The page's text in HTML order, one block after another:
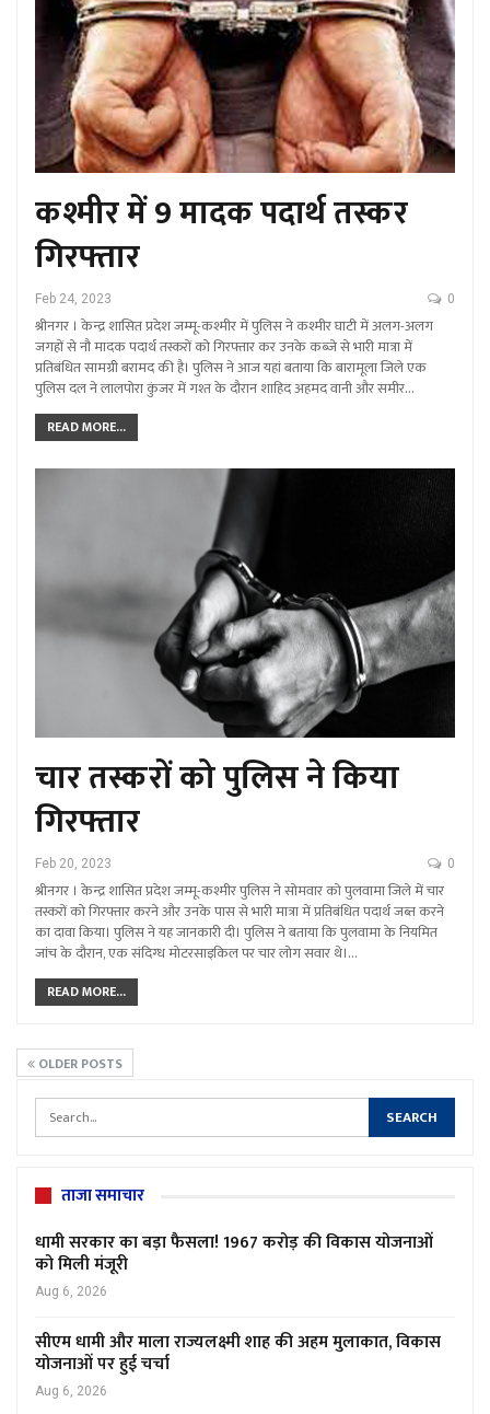
कश्मीर में 9 मादक पदार्थ तस्कर
गिरफ्तार
Feb 24, 2023 0
श्रीनगर । केन्द्र शासित प्रदेश जम्मू-कश्मीर में पुलिस ने कश्मीर घाटी में अलग-अलग
जगहों से नौ मादक पदार्थ तस्करों को गिरफ्तार कर उनके कब्जे से भारी मात्रा में
प्रतिबंधित सामग्री बरामद की है। पुलिस ने आज यहां बताया कि बारामूला जिले एक
पुलिस दल ने लालपोरा कुंजर में गश्त के दौरान शाहिद अहमद वानी और समीर…
READ MORE...
चार तस्करों को पुलिस ने किया
गिरफ्तार
Feb 20, 2023 0
श्रीनगर । केन्द्र शासित प्रदेश जम्मू-कश्मीर पुलिस ने सोमवार को पुलवामा जिले में चार
तस्करों को गिरफ्तार करने और उनके पास से भारी मात्रा में प्रतिबंधित पदार्थ जब्त करने
का दावा किया। पुलिस ने यह जानकारी दी। पुलिस ने बताया कि पुलवामा के नियमित
जांच के दौरान, एक संदिग्ध मोटरसाइकिल पर चार लोग सवार थे।…
READ MORE...
OLDER POSTS
ताजा समाचार
धामी सरकार का बड़ा फैसला! 1967 करोड़ की विकास योजनाओं
को मिली मंजूरी
Aug 6, 2026
सीएम धामी और माला राज्यलक्ष्मी शाह की अहम मुलाकात, विकास
योजनाओं पर हुई चर्चा
Aug 6, 2026